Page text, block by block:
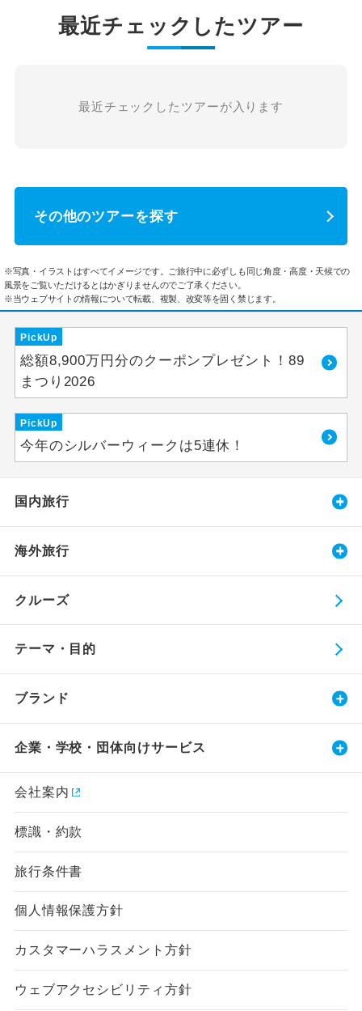
最近チェックしたツアー
最近チェックしたツアーが入ります
その他のツアーを探す
※写真・イラストはすべてイメージです。ご旅行中に必ずしも同じ角度・高度・天候での
風景をご覧いただけるとはかぎりませんのでご了承ください。
※当ウェブサイトの情報について転載、複製、改変等を固く禁じます。
PickUp
総額8,900万円分のクーポンプレゼント！89
まつり2026
PickUp
今年のシルバーウィークは5連休！
国内旅行
海外旅行
クルーズ
テーマ・目的
ブランド
企業・学校・団体向けサービス
会社案内
標識・約款
旅行条件書
個人情報保護方針
カスタマーハラスメント方針
ウェブアクセシビリティ方針